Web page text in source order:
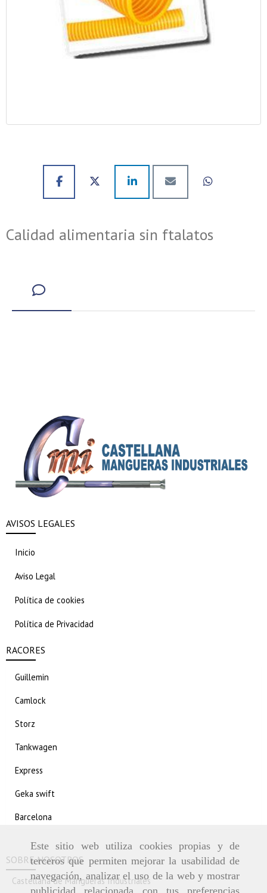
Este sitio web utiliza cookies propias y de
terceros que permiten mejorar la usabilidad de
navegación, analizar el uso de la web y mostrar
Calidad alimentaria sin ftalatos
AVISOS LEGALES
Inicio
Aviso Legal
Política de cookies
Política de Privacidad
RACORES
Guillemin
Camlock
Storz
Tankwagen
Express
Geka swift
Barcelona
SOBRE NOSOTROS
Castellana de Mangueras Industriales